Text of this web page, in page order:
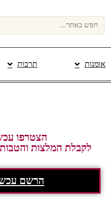
אומנות תרבות
הצטרפו
לקבלת המלצות והטבות
הרשם